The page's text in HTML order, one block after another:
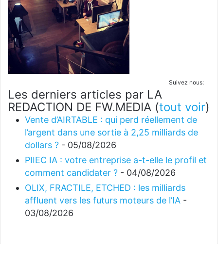
Suivez nous:
Les derniers articles par LA
REDACTION DE FW.MEDIA (tout voir)
Vente d’AIRTABLE : qui perd réellement de
l’argent dans une sortie à 2,25 milliards de
dollars ? - 05/08/2026
PIIEC IA : votre entreprise a-t-elle le profil et
comment candidater ? - 04/08/2026
OLIX, FRACTILE, ETCHED : les milliards
affluent vers les futurs moteurs de l’IA -
03/08/2026